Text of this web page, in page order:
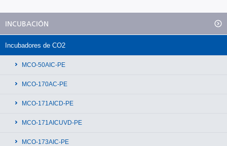
INCUBACIÓN
Incubadores de CO2
MCO-50AIC-PE
MCO-170AC-PE
MCO-171AICD-PE
MCO-171AICUVD-PE
MCO-173AIC-PE